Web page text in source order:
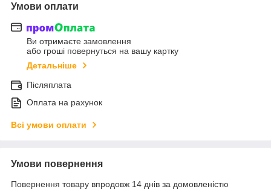
Умови оплати
Ви отримаєте замовлення
або гроші повернуться на вашу картку
Детальніше
Післяплата
Оплата на рахунок
Всі умови оплати
Умови повернення
Повернення товару впродовж 14 днів за домовленістю